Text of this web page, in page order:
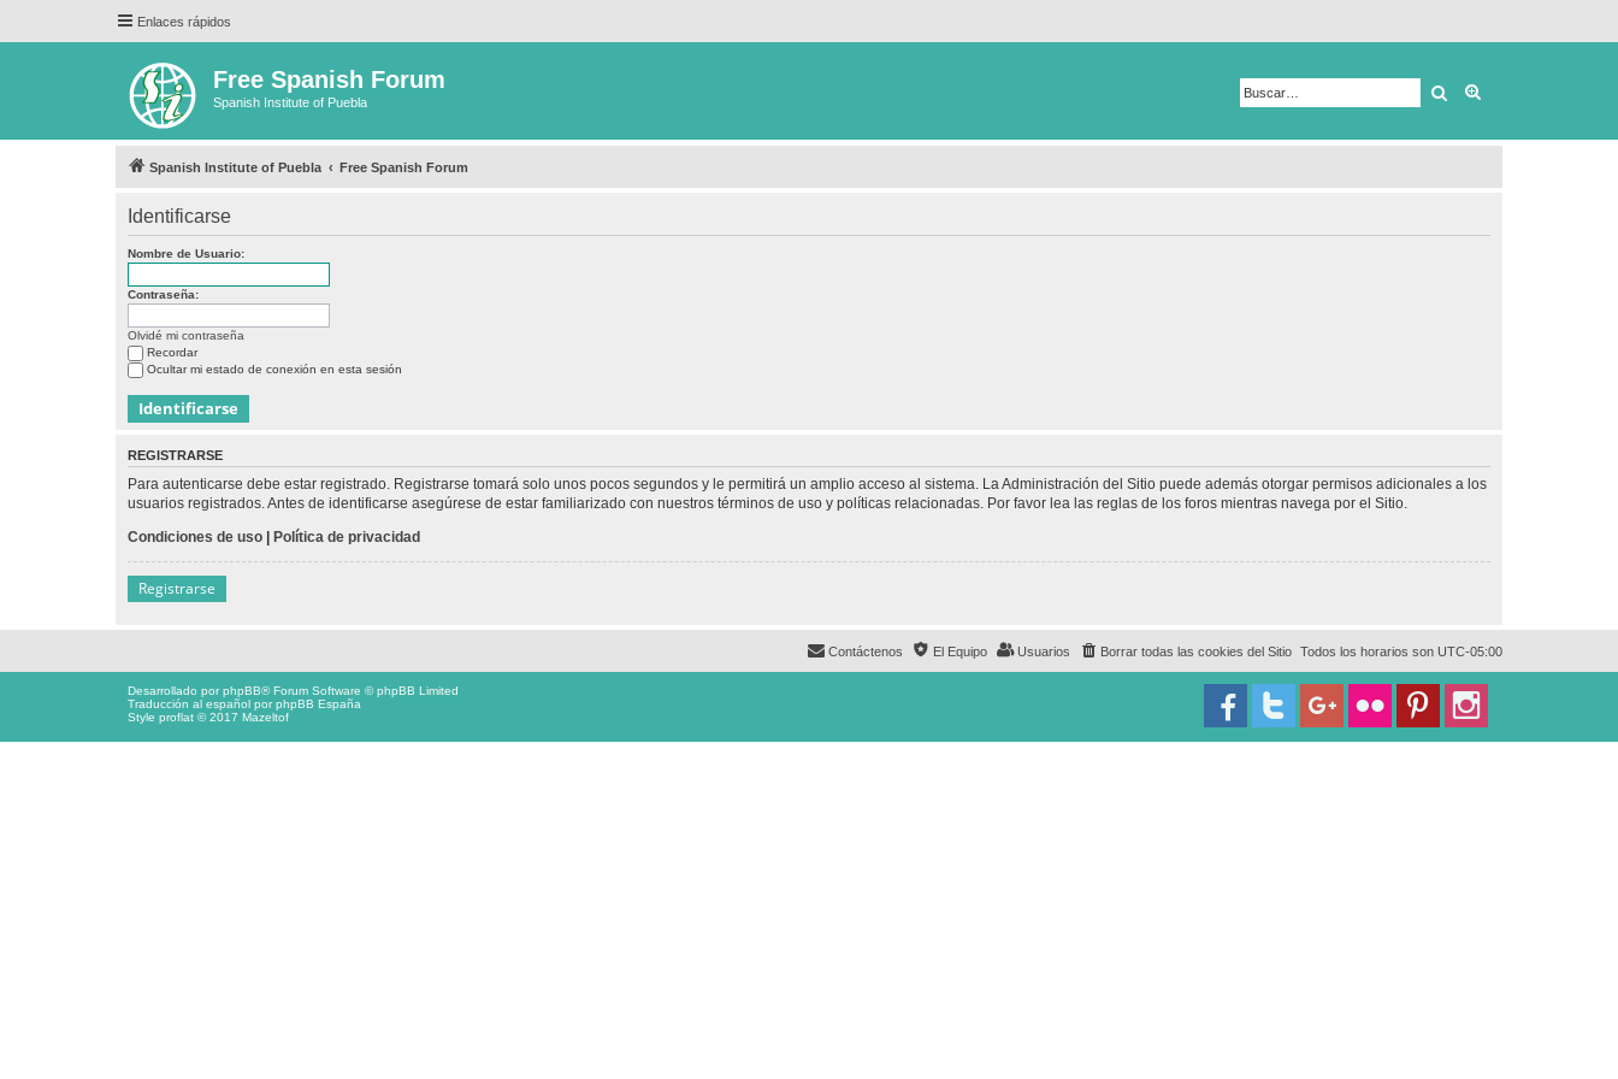
Enlaces rápidos
Free Spanish Forum
Spanish Institute of Puebla Buscar
Spanish Institute of Puebla Free Spanish Forum
Identificarse
Nombre de Usuario:
Contraseña:
Olvidé mi contraseña
Recordar
Ocultar mi estado de conexión en esta sesión
REGISTRARSE
Para autenticarse debe estar registrado. Registrarse tomará solo unos pocos segundos y le permitirá un amplio acceso al sistema. La Administración del Sitio puede además otorgar permisos adicionales a los
usuarios registrados. Antes de identificarse asegúrese de estar familiarizado con nuestros términos de uso y políticas relacionadas. Por favor lea las reglas de los foros mientras navega por el Sitio.
Condiciones de uso | Política de privacidad
Registrarse
Todos los horarios son UTC-05:00
Borrar todas las cookies del Sitio
Usuarios
El Equipo
Contáctenos
Desarrollado porphpBB® Forum Software © phpBB Limited
Traducción al español porphpBB España
Style proflat © 2017 Mazeltof